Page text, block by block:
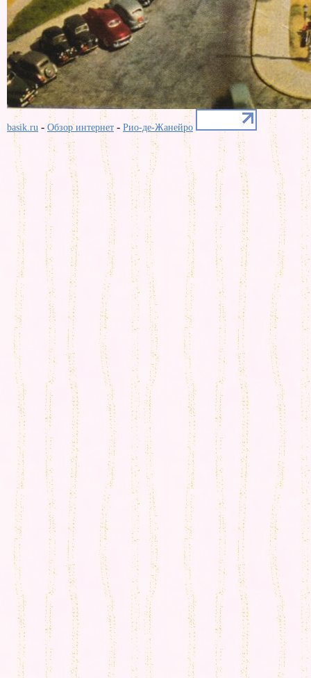
basik.ru - Обзор интернет - Рио-де-Жанейро